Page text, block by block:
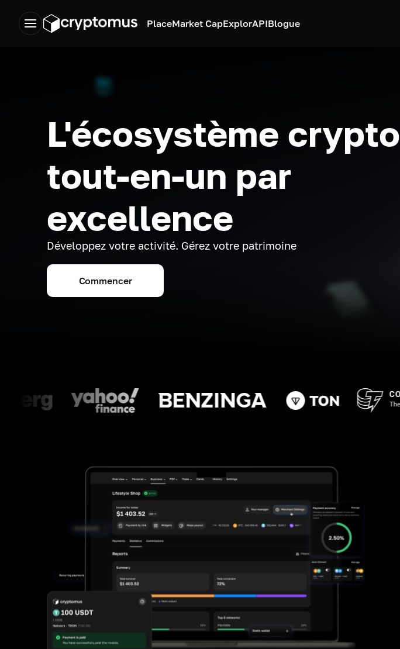
PlaceMarket CapExplorAPIBlogue
L'écosystème crypto
tout-en-un par
excellence
Développez votre activité. Gérez votre patrimoine
Commencer